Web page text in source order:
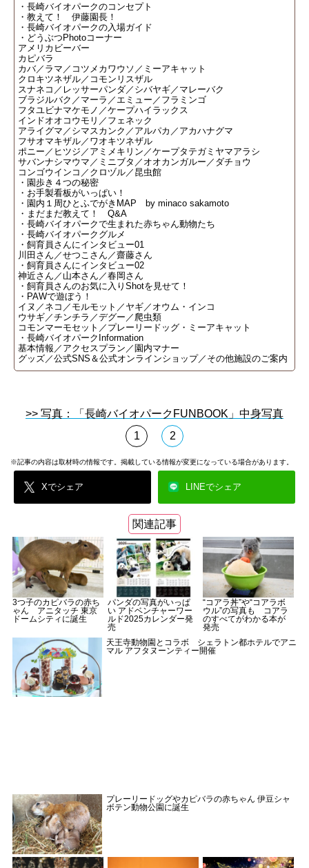
・長崎バイオパークのコンセプト
・教えて！ 伊藤園長！
・長崎バイオパークの入場ガイド
・どうぶつPhotoコーナー
アメリカビーバー
カピバラ
カバ／ラマ／コツメカワウソ／ミーアキャット
クロキツネザル／コモンリスザル
スナネコ／レッサーパンダ／シバヤギ／マレーバク
ブラジルバク／マーラ／エミュー／フラミンゴ
フタユビナマケモノ／ケープハイラックス
インドオオコウモリ／フェネック
アライグマ／シマスカンク／アルパカ／アカハナグマ
フサオマキザル／ワオキツネザル
ポニー／ヒツジ／アミメキリン／ケープタテガミヤマアラシ
サバンナシマウマ／ミニブタ／オオカンガルー／ダチョウ
コンゴウインコ／クロヅル／昆虫館
・園歩き４つの秘密
・お手製看板がいっぱい！
・園内１周ひとふでがきMAP by minaco sakamoto
・まだまだ教えて！ Q&A
・長崎バイオパークで生まれた赤ちゃん動物たち
・長崎バイオパークグルメ
・飼育員さんにインタビュー01
川田さん／せつこさん／齋藤さん
・飼育員さんにインタビュー02
神近さん／山本さん／春岡さん
・飼育員さんのお気に入りShotを見せて！
・PAWで遊ぼう！
イヌ／ネコ／モルモット／ヤギ／オウム・インコ
ウサギ／チンチラ／デグー／爬虫類
コモンマーモセット／プレーリードッグ・ミーアキャット
・長崎バイオパークInformation
基本情報／アクセスプラン／園内マナー
グッズ／公式SNS＆公式オンラインショップ／その他施設のご案内
>> 写真：「長崎バイオパークFUNBOOK」中身写真
1
2
※記事の内容は取材時の情報です。掲載している情報が変更になっている場合があります。
Xでシェア LINEでシェア
関連記事
3つ子のカピバラの赤ち
ゃん アニタッチ 東京
ドームシティに誕生
パンダの写真がいっぱ
い アドベンチャーワー
ルド2025カレンダー発
売
“コアラ丼”や“コアラボ
ウル”の写真も コアラ
のすべてがわかる本が
発売
天王寺動物園とコラボ シェラトン都ホテルでアニ
マル アフタヌーンティー開催
プレーリードッグやカピバラの赤ちゃん 伊豆シャ
ボテン動物公園に誕生